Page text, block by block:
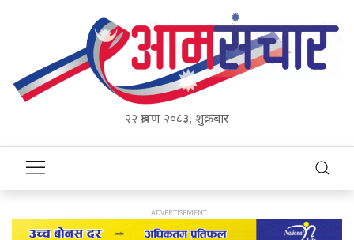
२२ श्रावण २०८३, शुक्रबार